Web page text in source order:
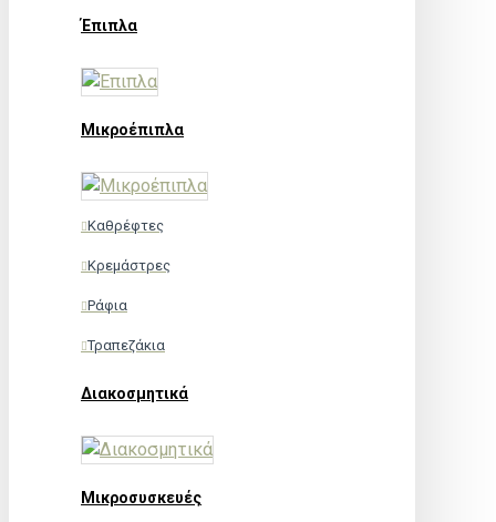
Έπιπλα
Μικροέπιπλα
Καθρέφτες
Κρεμάστρες
Ράφια
Τραπεζάκια
Διακοσμητικά
Μικροσυσκευές